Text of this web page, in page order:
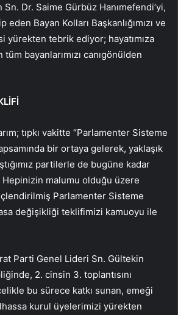
Sn. Dr. Saime Gürbüz Hanımefendi’yi,
Bayan Kolları Başkanlığımızı ve
yürekten tebrik ediyor; hayatımıza
bayanlarımızı canıgönülden
tıpkı vakitte “Parlamenter Sisteme
bir ortaya gelerek, yaklaşık
partilerle de bugüne kadar
malumu olduğu üzere
Parlamenter Sisteme
değişikliği teklifimizi kamuoyu ile
Parti Genel Lideri Sn. Gültekin
2. cinsin 3. toplantısını
bu sürece katkı sunan, emeği
kurul üyelerimizi yürekten